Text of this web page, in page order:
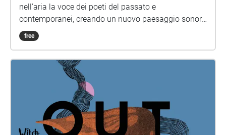
nell’aria la voce dei poeti del passato e
contemporanei, creando un nuovo paesaggio sonoro
in cui la memoria e la letteratura si fondono alla
Natura. Le voci dei poeti, disseminate nel paesaggio
lungo un percorso segnalato su una mappa, e si
attivano grazie ad un QRCode camminando tra gli
alberi. In questo modo una semplice passeggiata in
un parco urbano o nel bosco si trasforma in
un’esperienza emozionante e intima. A Roma, per
l’installazione “La Voce degli alberi” l’artista ha scelto
free